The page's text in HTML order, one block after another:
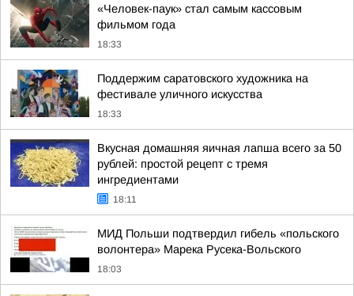
«Человек-паук» стал самым кассовым
фильмом года
18:33
Поддержим саратовского художника на
фестивале уличного искусства
18:33
Вкусная домашняя яичная лапша всего за 50
рублей: простой рецепт с тремя
ингредиентами
18:11
МИД Польши подтвердил гибель «польского
волонтера» Марека Русека-Вольского
18:03